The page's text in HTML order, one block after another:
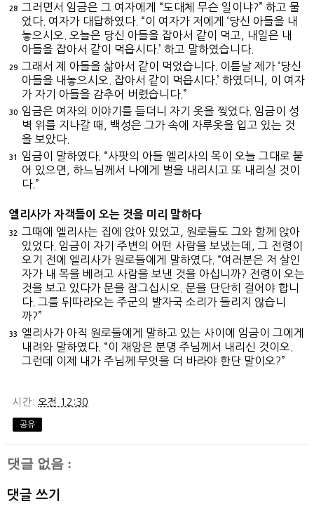
28
그러면서 임금은 그 여자에게 “도대체 무슨 일이냐?” 하고 물
었다. 여자가 대답하였다. “이 여자가 저에게 ‘당신 아들을 내
놓으시오. 오늘은 당신 아들을 잡아서 같이 먹고, 내일은 내
아들을 잡아서 같이 먹읍시다.’ 하고 말하였습니다.
29
그래서 제 아들을 삶아서 같이 먹었습니다. 이튿날 제가 ‘당신
아들을 내놓으시오. 잡아서 같이 먹읍시다.’ 하였더니, 이 여자
가 자기 아들을 감추어 버렸습니다.”
30
임금은 여자의 이야기를 듣더니 자기 옷을 찢었다. 임금이 성
벽 위를 지나갈 때, 백성은 그가 속에 자루옷을 입고 있는 것
을 보았다.
31
임금이 말하였다. “사팟의 아들 엘리사의 목이 오늘 그대로 붙
어 있으면, 하느님께서 나에게 벌을 내리시고 또 내리실 것이
다.”
엘리사가 자객들이 오는 것을 미리 말하다
32
그때에 엘리사는 집에 앉아 있었고, 원로들도 그와 함께 앉아
있었다. 임금이 자기 주변의 어떤 사람을 보냈는데, 그 전령이
오기 전에 엘리사가 원로들에게 말하였다. “여러분은 저 살인
자가 내 목을 베려고 사람을 보낸 것을 아십니까? 전령이 오는
것을 보고 있다가 문을 잠그십시오. 문을 단단히 걸어야 합니
다. 그를 뒤따라오는 주군의 발자국 소리가 들리지 않습니
까?”
33
엘리사가 아직 원로들에게 말하고 있는 사이에 임금이 그에게
내려와 말하였다. “이 재앙은 분명 주님께서 내리신 것이오.
그런데 이제 내가 주님께 무엇을 더 바라야 한단 말이오?”
시간: 오전 12:30
공유
댓글 없음 :
댓글 쓰기